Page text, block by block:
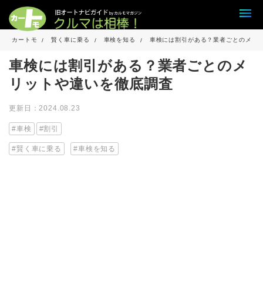
カートモ 賢く車に乗る 車検を知る 車検には割引がある？業者ごとのメリ
車検には割引がある？業者ごとのメ
リットや違いを徹底調査
更新日：2024.08.23
車検 割引
賢く車に乗る 車検を知る